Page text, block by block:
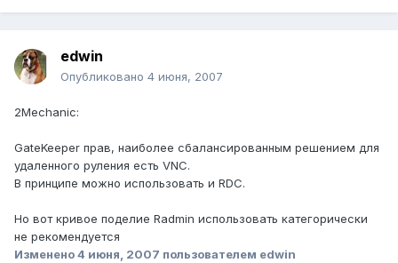
edwin
Опубликовано 4 июня, 2007
2Mechanic:
GateKeeper прав, наиболее сбалансированным решением для
удаленного руления есть VNC.
В принципе можно использовать и RDC.
Но вот кривое поделие Radmin использовать категорически
не рекомендуется
Изменено4 июня, 2007 пользователем edwin